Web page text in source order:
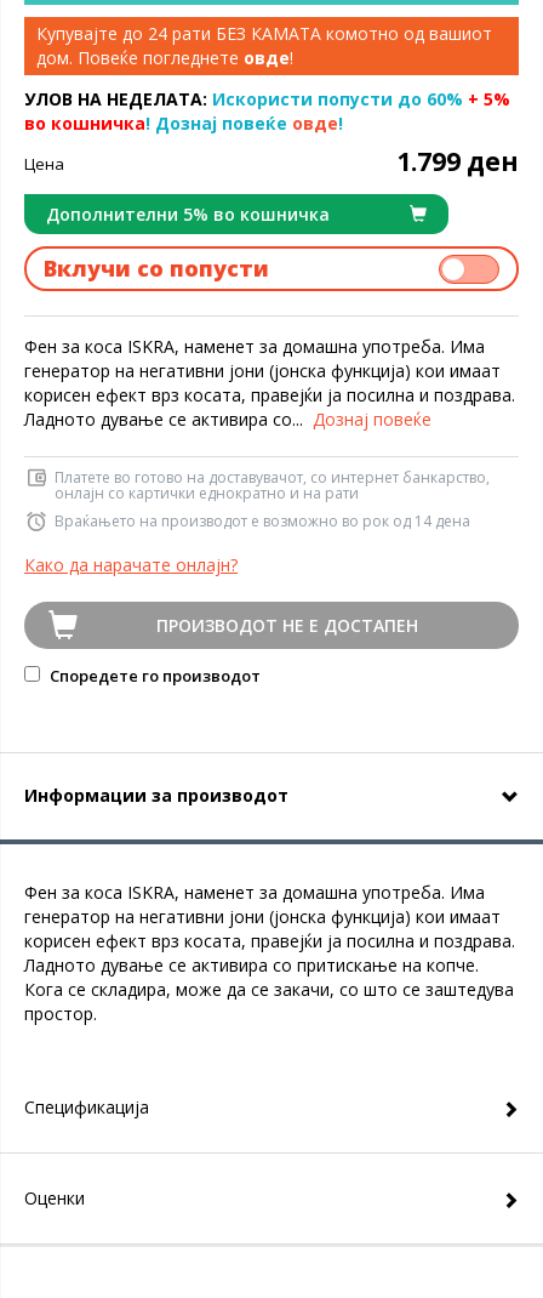
Купувајте до 24 рати БЕЗ КАМАТА комотно од вашиот
дом. Повеќе погледнете овде!
УЛОВ НА НЕДЕЛАТА: Искористи попусти до 60% + 5%
во кошничка! Дознај повеќе овде!
Цена 1.799 ден
Дополнителни 5% во кошничка
Вклучи со попусти
Фен за коса ISKRA, наменет за домашна употреба. Има
генератор на негативни јони (јонска функција) кои имаат
корисен ефект врз косата, правејќи ја посилна и поздрава.
Ладното дување се активира со... Дознај повеќе
Платете во готово на доставувачот, со интернет банкарство,
онлајн со картички еднократно и на рати
Враќањето на производот е возможно во рок од 14 дена
Како да нарачате онлајн?
ПРОИЗВОДОТ НЕ Е ДОСТАПЕН
Споредете го производот
Информации за производот
Фен за коса ISKRA, наменет за домашна употреба. Има
генератор на негативни јони (јонска функција) кои имаат
корисен ефект врз косата, правејќи ја посилна и поздрава.
Ладното дување се активира со притискање на копче.
Кога се складира, може да се закачи, со што се заштедува
простор.
Спецификација
Оценки